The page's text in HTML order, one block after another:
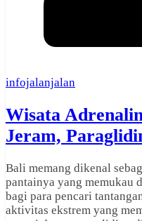
infojalanjalan
Wisata
Jeram,
Bali memang dikenal
pantainya yang memukau
bagi para pencari
aktivitas ekstrem yang